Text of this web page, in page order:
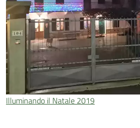
Illuminando il Natale 2019